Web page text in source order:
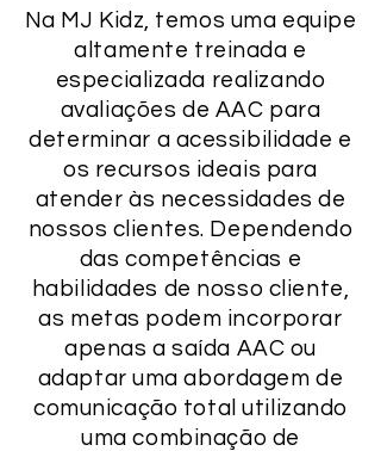
Na MJ Kidz, temos uma equipe
altamente treinada e
especializada realizando
avaliações de AAC para
determinar a acessibilidade e
os recursos ideais para
atender às necessidades de
nossos clientes. Dependendo
das competências e
habilidades de nosso cliente,
as metas podem incorporar
apenas a saída AAC ou
adaptar uma abordagem de
comunicação total utilizando
uma combinação de